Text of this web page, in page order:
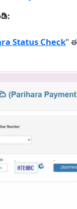
Status Check"